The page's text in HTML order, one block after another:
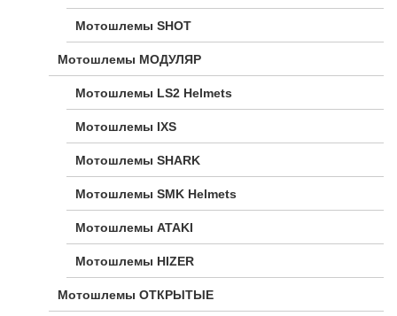
Мотошлемы SHOT
Мотошлемы МОДУЛЯР
Мотошлемы LS2 Helmets
Мотошлемы IXS
Мотошлемы SHARK
Мотошлемы SMK Helmets
Мотошлемы ATAKI
Мотошлемы HIZER
Мотошлемы ОТКРЫТЫЕ